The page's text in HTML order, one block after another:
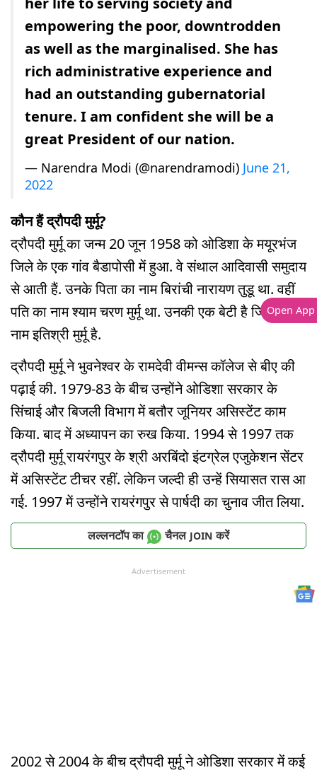
empowering the poor, downtrodden
as well as the marginalised. She has
rich administrative experience and
had an outstanding gubernatorial
tenure. I am confident she will be a
great President of our nation.
— Narendra Modi (@narendramodi) June 21,
2022
कौन हैं द्रौपदी मुर्मू?
द्रौपदी मुर्मू का जन्म 20 जून 1958 को ओडिशा के मयूरभंज
जिले के एक गांव बैडापोसी में हुआ. वे संथाल आदिवासी समुदाय
से आती हैं. उनके पिता का नाम बिरांची नारायण तुडू था. वहीं
पति का नाम श्याम चरण मुर्मू था. उनकी एक बेटी है जिनका
नाम इतिश्री मुर्मू है.
द्रौपदी मुर्मू ने भुवनेश्वर के रामदेवी वीमन्स कॉलेज से बीए की
पढ़ाई की. 1979-83 के बीच उन्होंने ओडिशा सरकार के
सिंचाई और बिजली विभाग में बतौर जूनियर असिस्टेंट काम
किया. बाद में अध्यापन का रुख किया. 1994 से 1997 तक
द्रौपदी मुर्मू रायरंगपुर के श्री अरबिंदो इंटग्रेल एजुकेशन सेंटर
में असिस्टेंट टीचर रहीं. लेकिन जल्दी ही उन्हें सियासत रास आ
गई. 1997 में उन्होंने रायरंगपुर से पार्षदी का चुनाव जीत लिया.
लल्लनटॉप का चैनल JOIN करें
Advertisement
2002 से 2004 के बीच द्रौपदी मुर्मू ने ओडिशा सरकार में कई
Open App